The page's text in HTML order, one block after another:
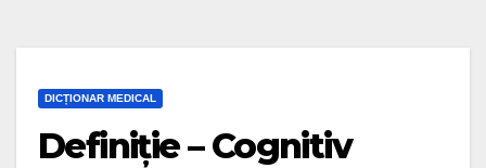
DICȚIONAR MEDICAL
Definiție – Cognitiv